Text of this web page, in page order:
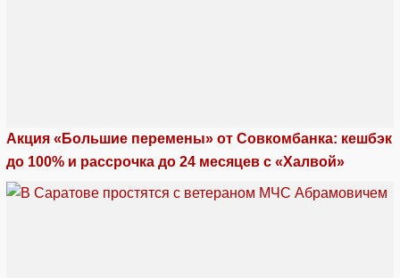
Акция «Большие перемены» от Совкомбанка: кешбэк
до 100% и рассрочка до 24 месяцев с «Халвой»